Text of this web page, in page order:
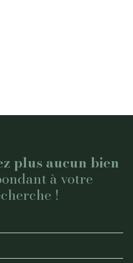
plus aucun bien
à votre
!